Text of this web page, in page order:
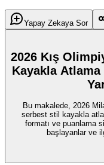
Yapay Zekaya Sor
2026 Kış
Kayakla
Bu makalede, 2026
serbest stil kayakla
formatı ve puanlama
başlayanlar ve